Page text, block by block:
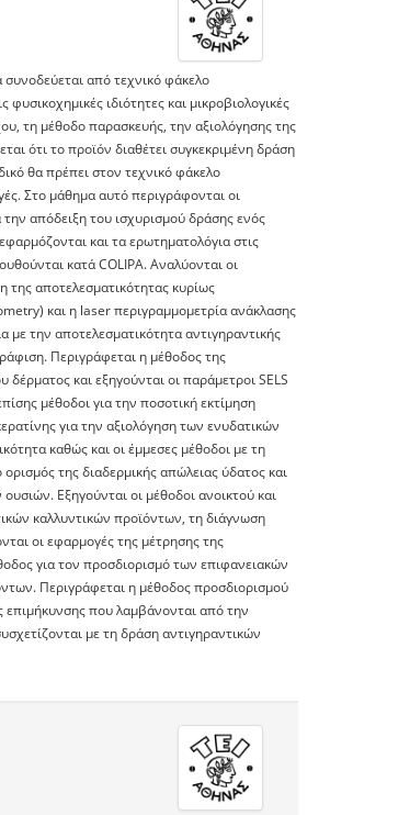
από τεχνικό φάκελο
ιδιότητες και μικροβιολογικές
τη μέθοδο παρασκευής, την αξιολόγησης της
ότι το προϊόν διαθέτει συγκεκριμένη δράση
θα πρέπει στον τεχνικό φάκελο
Στο μάθημα αυτό περιγράφονται οι
απόδειξη του ισχυρισμού δράσης ενός
και τα ερωτηματολόγια στις
κατά COLIPA. Αναλύονται οι
της αποτελεσματικότητας κυρίως
και η laser περιγραμμομετρία ανάκλασης
την αποτελεσματικότητα αντιγηραντικής
Περιγράφεται η μέθοδος της
και εξηγούνται οι παράμετροι SELS
μέθοδοι για την ποσοτική εκτίμηση
για την αξιολόγηση των ενυδατικών
καθώς και οι έμμεσες μέθοδοι με τη
της διαδερμικής απώλειας ύδατος και
Εξηγούνται οι μέθοδοι ανοικτού και
καλλυντικών προϊόντων, τη διάγνωση
οι εφαρμογές της μέτρησης της
για τον προσδιορισμό των επιφανειακών
Περιγράφεται η μέθοδος προσδιορισμού
επιμήκυνσης που λαμβάνονται από την
με τη δράση αντιγηραντικών